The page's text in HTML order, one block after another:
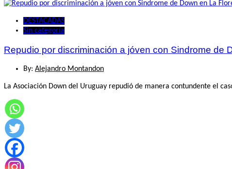
DESTACADAS
Sin categoría
Repudio por discriminación a jóven con Sindrome de
By: Alejandro Montandon
La Asociación Down del Uruguay repudió de manera contundente el